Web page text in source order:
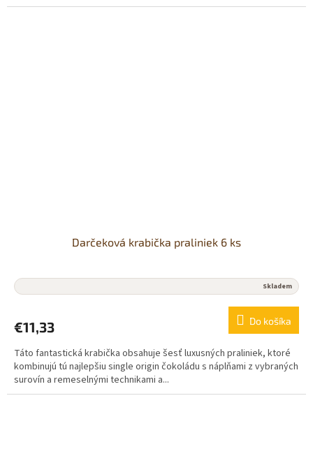
Darčeková krabička praliniek 6 ks
Skladem
€11,33 Do košíka
Táto fantastická krabička obsahuje šesť luxusných praliniek, ktoré
kombinujú tú najlepšiu single origin čokoládu s náplňami z vybraných
surovín a remeselnými technikami a...